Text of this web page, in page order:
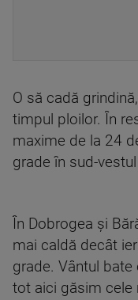
O să cadă
timpul ploilor. În
maxime de la 24
grade în sud-
În Dobrogea și
mai caldă decât
grade. Vântul
tot aici găsim cele